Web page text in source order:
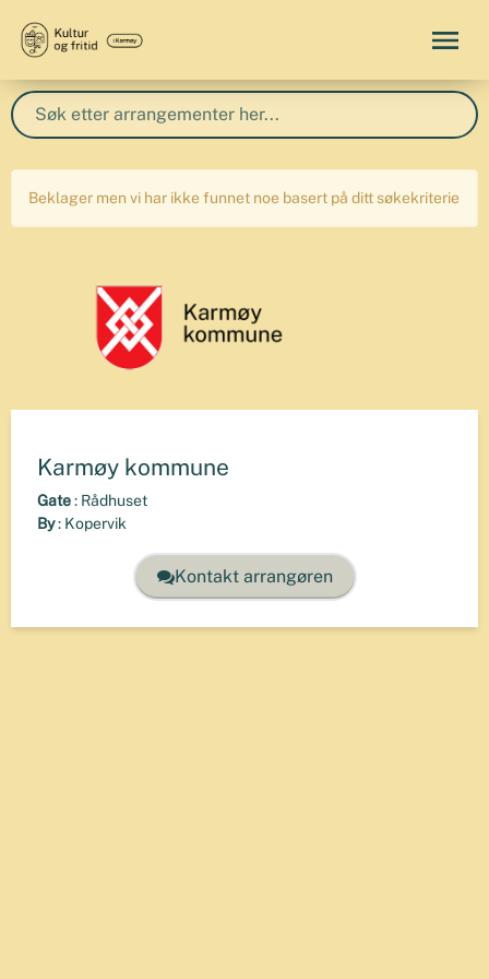
Beklager men vi har ikke funnet noe basert på ditt søkekriterie
Karmøy kommune
Gate: Rådhuset
By: Kopervik
Kontakt arrangøren